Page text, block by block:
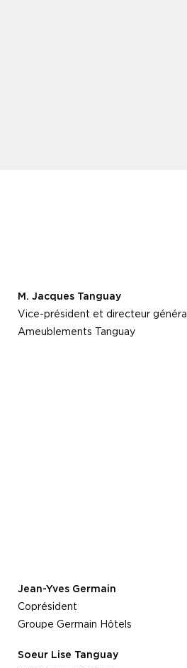
M. Jacques Tanguay
Vice-président et directeur général
Ameublements Tanguay
Jean-Yves Germain
Coprésident
Groupe Germain Hôtels
Soeur Lise Tanguay